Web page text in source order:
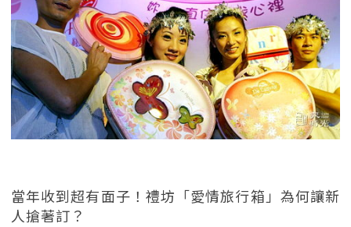
當年收到超有面子！禮坊「愛情旅行箱」為何讓新
人搶著訂？